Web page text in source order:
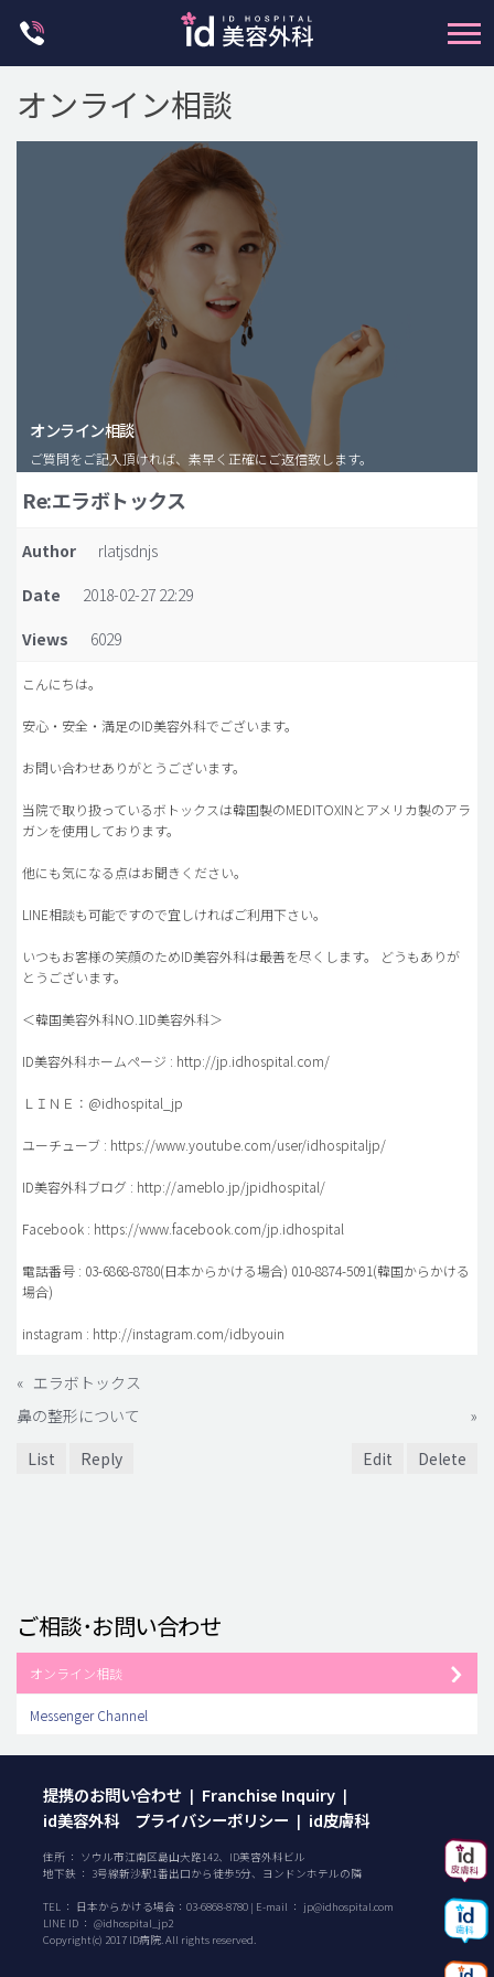
脂肪注入(アンチエイジング)
豊胸手術・バストアップ
プチ整形
idリアルストーリー
idニュース
病院紹介
安全整形
料金一覧
オンライン相談
オンライン相談
ご質問をご記入頂ければ、素早く正確にご返信致します。
Re:エラボトックス
Author
rlatjsdnjs
Date
2018-02-27 22:29
Views
6029
こんにちは。
安心・安全・満足のID美容外科でございます。
お問い合わせありがとうございます。
当院で取り扱っているボトックスは韓国製のMEDITOXINとアメリカ製のアラ
ガンを使用しております。
他にも気になる点はお聞きください。
LINE相談も可能ですので宜しければご利用下さい。
いつもお客様の笑顔のためID美容外科は最善を尽くします。 どうもありが
とうございます。
＜韓国美容外科NO.1ID美容外科＞
ID美容外科ホームページ : http://jp.idhospital.com/
ＬＩＮＥ：@idhospital_jp
ユーチューブ : https://www.youtube.com/user/idhospitaljp/
ID美容外科ブログ : http://ameblo.jp/jpidhospital/
Facebook : https://www.facebook.com/jp.idhospital
電話番号 : 03-6868-8780(日本からかける場合) 010-8874-5091(韓国からかける
場合)
instagram : http://instagram.com/idbyouin
« エラボトックス
鼻の整形について
»
List
Reply Edit Delete
ご相談･お問い合わせ
オンライン相談
Messenger Channel
提携のお問い合わせ | Franchise Inquiry |
id美容外科 プライバシーポリシー | id皮膚科
住所 ： ソウル市江南区島山大路142、ID美容外科ビル
地下鉄 ： 3号線新沙駅1番出口から徒歩5分、ヨンドンホテルの隣
TEL ： 日本からかける場合： 03-6868-8780 | E-mail ： jp@idhospital.com
LINE ID ： @idhospital_jp2
Copyright(c) 2017 ID病院. All rights reserved.